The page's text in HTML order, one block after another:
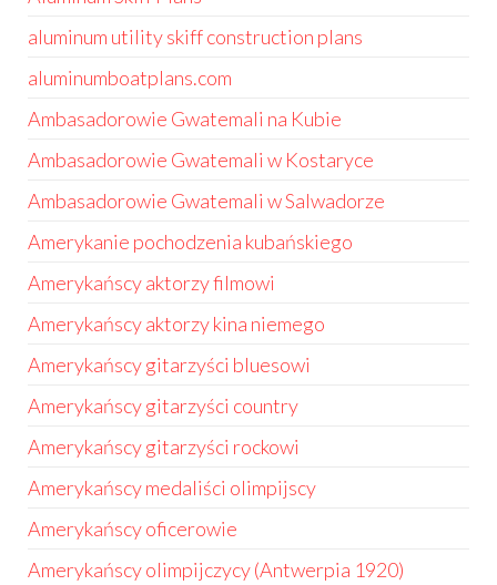
aluminum utility skiff construction plans
aluminumboatplans.com
Ambasadorowie Gwatemali na Kubie
Ambasadorowie Gwatemali w Kostaryce
Ambasadorowie Gwatemali w Salwadorze
Amerykanie pochodzenia kubańskiego
Amerykańscy aktorzy filmowi
Amerykańscy aktorzy kina niemego
Amerykańscy gitarzyści bluesowi
Amerykańscy gitarzyści country
Amerykańscy gitarzyści rockowi
Amerykańscy medaliści olimpijscy
Amerykańscy oficerowie
Amerykańscy olimpijczycy (Antwerpia 1920)